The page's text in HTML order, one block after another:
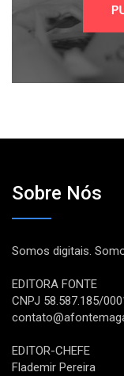
Sobre Nós
Somos digitais.
EDITORA FONTE
CNPJ 58.587.185/
EDITOR-CHEFE
Flademir Pereira